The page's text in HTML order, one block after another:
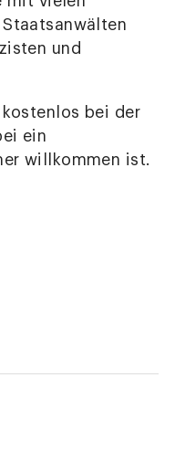
und
bei der
ein
willkommen ist.